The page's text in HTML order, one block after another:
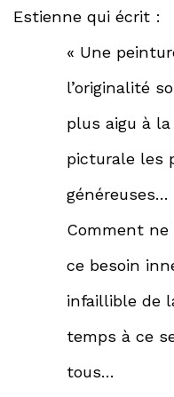
Estienne qui écrit :
« Une
l’originalité
plus aigu à
picturale les
généreuses…
Comment ne
ce besoin
infaillible de
temps à ce
tous…